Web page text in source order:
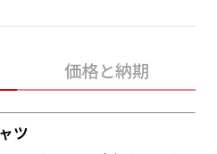
価格と納期
ツ
や商品棚にぴったりで
や商品棚にぴったりで